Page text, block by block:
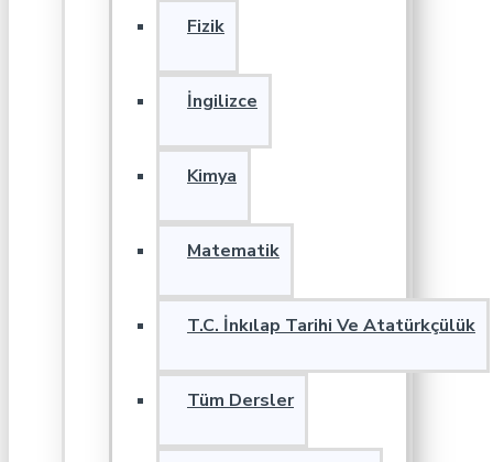
Fizik
İngilizce
Kimya
Matematik
T.C. İnkılap Tarihi Ve Atatürkçülük
Tüm Dersler